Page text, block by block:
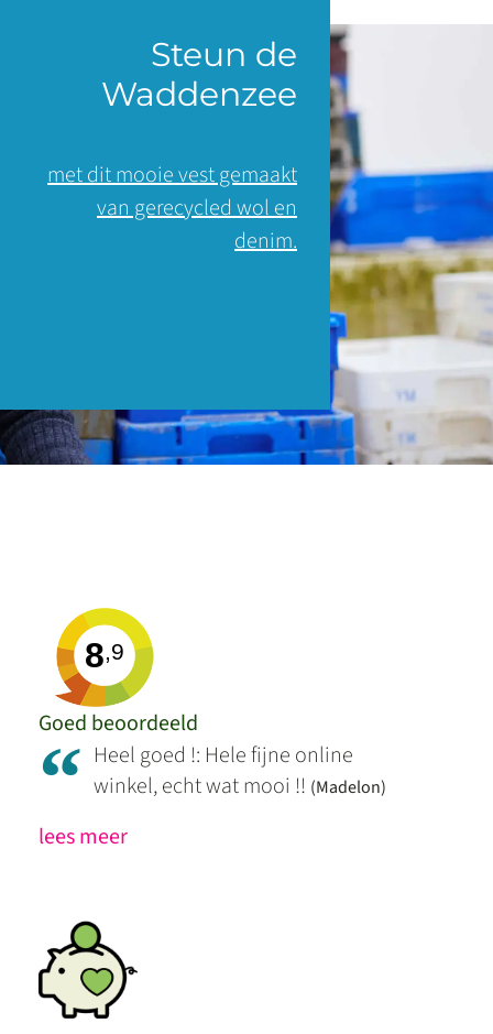
Steun de
Waddenzee
met dit mooie vest gemaakt
van gerecycled wol en
denim.
8,9
Goed beoordeeld
“ Heel goed !: Hele fijne online
winkel, echt wat mooi !! (Madelon)
lees meer